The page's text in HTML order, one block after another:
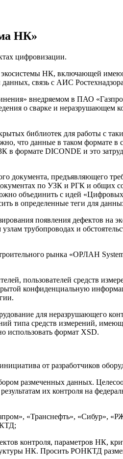
НК»
цифровизации.
НК, включающей
связь с АИС
внедряемом в ПАО
о сварке и неразрушающем
библиотек для работы с
что данные в таком формате в
формате DICONDE и это
предъявляющего
по УЗК и РГК и общих
объединить с идей
в определенные теги для
появления дефектов на
трубопроводах и
рынка «ОРЛАН
пользователей средств
конфиденциальную
для неразрушающего
типа средств измерений,
использовать формат XSD.
от разработчиков
размеченных данных.
их контроля на
«Транснефть», «Сибур»,
контроля, параметров НК,
НК. Просить РОНКТД